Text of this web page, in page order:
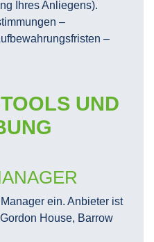
Ihres Anliegens).
–
–
UND
ein. Anbieter ist
House, Barrow